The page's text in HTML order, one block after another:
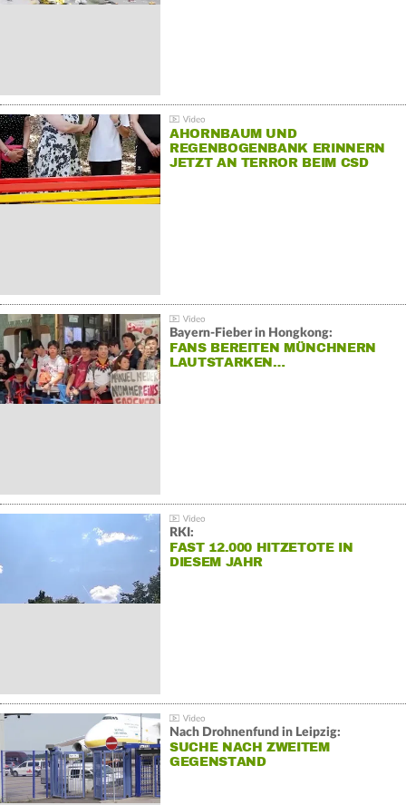
AHORNBAUM UND
REGENBOGENBANK ERINNERN
JETZT AN TERROR BEIM CSD
Bayern-Fieber in Hongkong:
FANS BEREITEN MÜNCHNERN
LAUTSTARKEN…
RKI:
FAST 12.000 HITZETOTE IN
DIESEM JAHR
Nach Drohnenfund in Leipzig:
SUCHE NACH ZWEITEM
GEGENSTAND